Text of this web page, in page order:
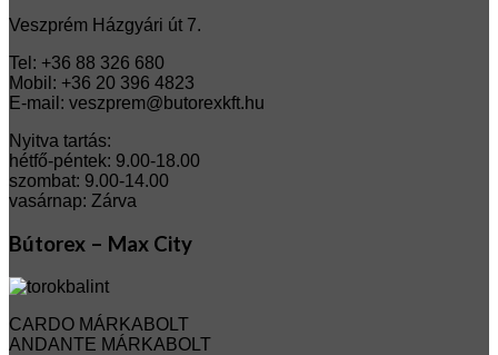
Veszprém Házgyári út 7.
Tel: +36 88 326 680
Mobil: +36 20 396 4823
E-mail: veszprem@butorexkft.hu
Nyitva tartás:
hétfő-péntek: 9.00-18.00
szombat: 9.00-14.00
vasárnap: Zárva
Bútorex – Max City
CARDO MÁRKABOLT
ANDANTE MÁRKABOLT